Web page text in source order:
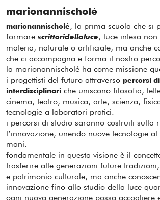
marionannischolé
marionannischolé, la prima scuola che si
formare scrittoridellaluce, luce intesa
materia, naturale o artificiale, ma anche
che ci accompagna e forma il nostro
la marionannischolé ha come missione
i progettisti del futuro attraverso percorsi
interdisciplinari che uniscono filosofia,
cinema, teatro, musica, arte, scienza,
tecnologie a laboratori pratici.
i percorsi di studio saranno costruiti sulla
l’innovazione, unendo nuove tecnologie
mani.
fondamentale in questa visione è il
trasferire alle generazioni future
e patrimonio culturale, ma anche
innovazione fino allo studio della luce
ogni nuova generazione possa accogliere